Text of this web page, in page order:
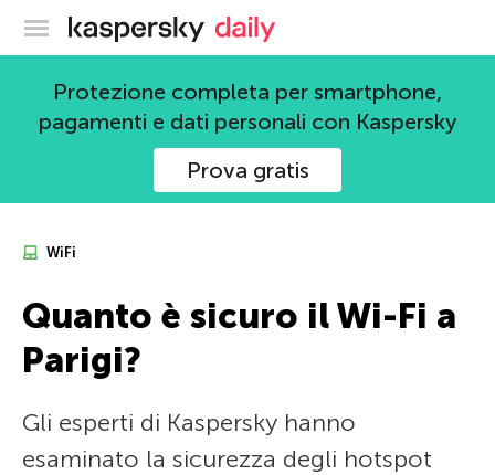
Blog ufficiale di Kaspersky
Protezione completa per smartphone,
pagamenti e dati personali con Kaspersky
Prova gratis
WiFi
Quanto è sicuro il Wi-Fi a
Parigi?
Gli esperti di Kaspersky hanno
esaminato la sicurezza degli hotspot